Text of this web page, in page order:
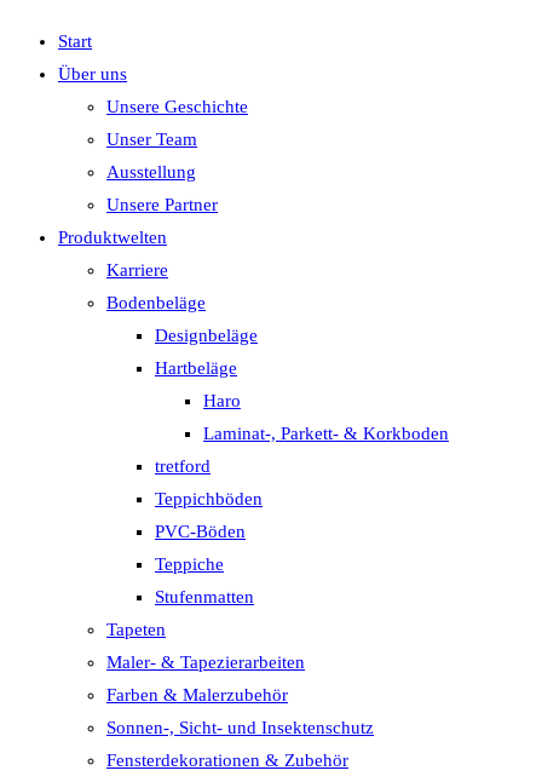
Start
Über uns
Unsere Geschichte
Unser Team
Ausstellung
Unsere Partner
Produktwelten
Karriere
Bodenbeläge
Designbeläge
Hartbeläge
Haro
Laminat-, Parkett- & Korkboden
tretford
Teppichböden
PVC-Böden
Teppiche
Stufenmatten
Tapeten
Maler- & Tapezierarbeiten
Farben & Malerzubehör
Sonnen-, Sicht- und Insektenschutz
Fensterdekorationen & Zubehör